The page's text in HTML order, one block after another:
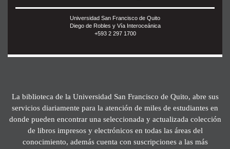
Universidad San Francisco de Quito
Diego de Robles y Vía Interoceánica
+593 2 297 1700
La biblioteca de la Universidad San Francisco de Quito, abre sus
servicios diariamente para la atención de miles de estudiantes en
donde pueden encontrar una seleccionada y actualizada colección
de libros impresos y electrónicos en todas las áreas del
conocimiento, además cuenta con suscripciones a las más